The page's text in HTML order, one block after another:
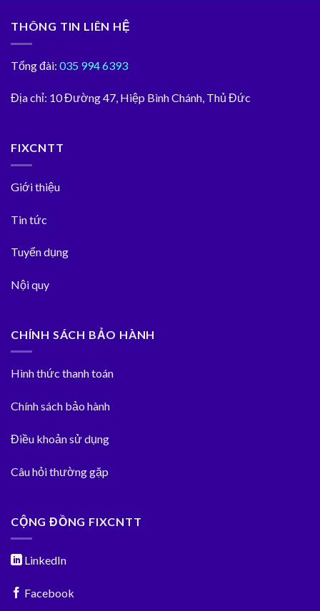
THÔNG TIN LIÊN HỆ
Tổng đài: 035 994 6393
Địa chỉ: 10 Đường 47, Hiệp Bình Chánh, Thủ Đức
FIXCNTT
Giới thiệu
Tin tức
Tuyển dụng
Nội quy
CHÍNH SÁCH BẢO HÀNH
Hình thức thanh toán
Chính sách bảo hành
Điều khoản sử dụng
Câu hỏi thường gặp
CỘNG ĐỒNG FIXCNTT
LinkedIn
Facebook